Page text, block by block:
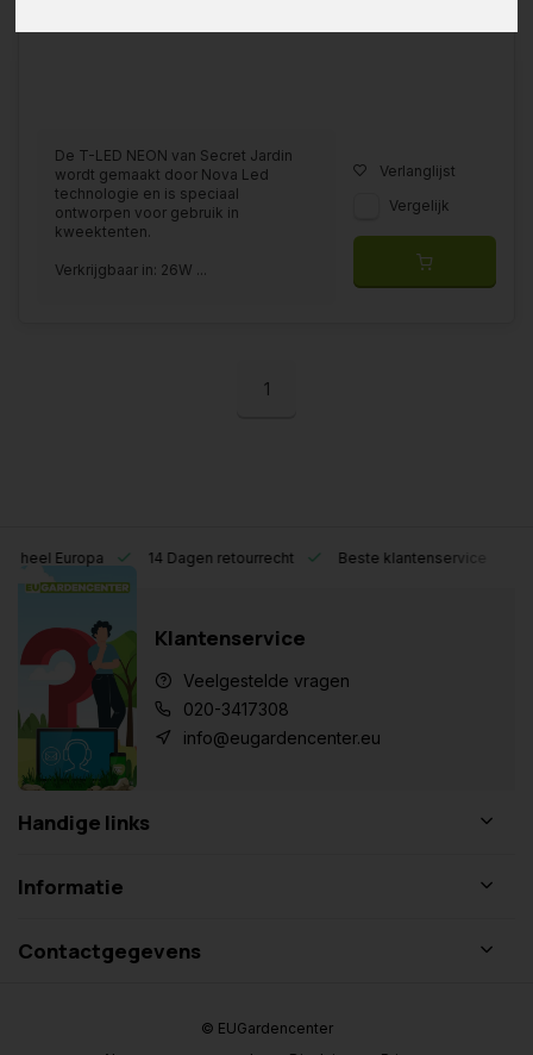
De T-LED NEON van Secret Jardin
wordt gemaakt door Nova Led
technologie en is speciaal
ontworpen voor gebruik in
kweektenten.
Verkrijgbaar in: 26W ...
Verlanglijst
Vergelijk
1
Europa 14 Dagen retourrecht Beste klantenservice
Klantenservice
Veelgestelde vragen
020-3417308
info@eugardencenter.eu
Handige links
Informatie
Contactgegevens
© EUGardencenter